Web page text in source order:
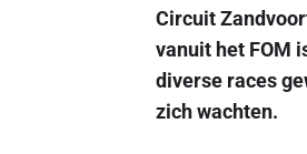
Circuit
vanuit het FOM
diverse races
zich wachten.